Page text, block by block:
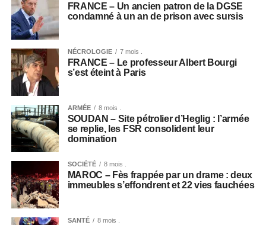
FRANCE – Un ancien patron de la DGSE
condamné à un an de prison avec sursis
NÉCROLOGIE 7 mois .
FRANCE – Le professeur Albert Bourgi
s’est éteint à Paris
ARMÉE 8 mois .
SOUDAN – Site pétrolier d’Heglig : l’armée
se replie, les FSR consolident leur
domination
SOCIÉTÉ 8 mois .
MAROC – Fès frappée par un drame : deux
immeubles s’effondrent et 22 vies fauchées
SANTÉ 8 mois .